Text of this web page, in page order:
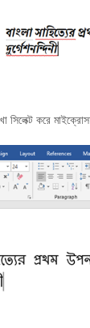
করে